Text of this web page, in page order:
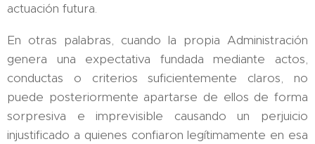
actuación futura.
En otras palabras, cuando la propia Administración
genera una expectativa fundada mediante actos,
conductas o criterios suficientemente claros, no
puede posteriormente apartarse de ellos de forma
sorpresiva e imprevisible causando un perjuicio
injustificado a quienes confiaron legítimamente en esa